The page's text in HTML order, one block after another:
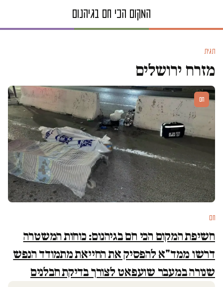
תגית
מזרח ירושלים
חם
חם
חשיפת המקום הכי חם בגיהנום: כוחות המשטרה
דרשו ממד"א להפסיק את החייאת מתמודד הנפש
שנורה במעבר שועפאט לצורך בדיקת חבלנים